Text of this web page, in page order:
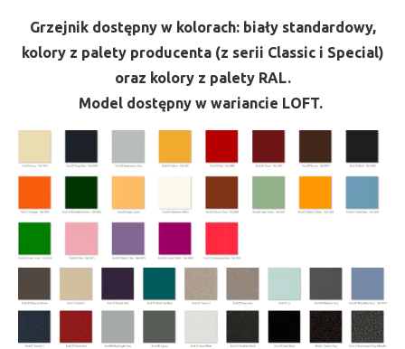
Grzejnik dostępny w kolorach: biały standardowy,
kolory z palety producenta (z serii Classic i Special)
oraz kolory z palety RAL.
Model dostępny w wariancie LOFT.